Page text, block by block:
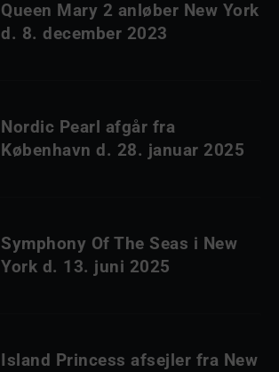
Queen Mary 2 anløber New York
d. 8. december 2023
Nordic Pearl afgår fra
København d. 28. januar 2025
Symphony Of The Seas i New
York d. 13. juni 2025
Island Princess afsejler fra New